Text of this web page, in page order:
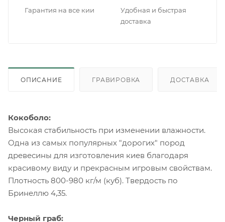
Гарантия на все кии
Удобная и быстрая
доставка
ОПИСАНИЕ ГРАВИРОВКА ДОСТАВКА
Кокоболо:
Высокая стабильность при изменении влажности.
Одна из самых популярных "дорогих" пород
древесины для изготовления киев благодаря
красивому виду и прекрасным игровым свойствам.
Плотность 800-980 кг/м (куб). Твердость по
Бринеллю 4,35.
Черный граб: